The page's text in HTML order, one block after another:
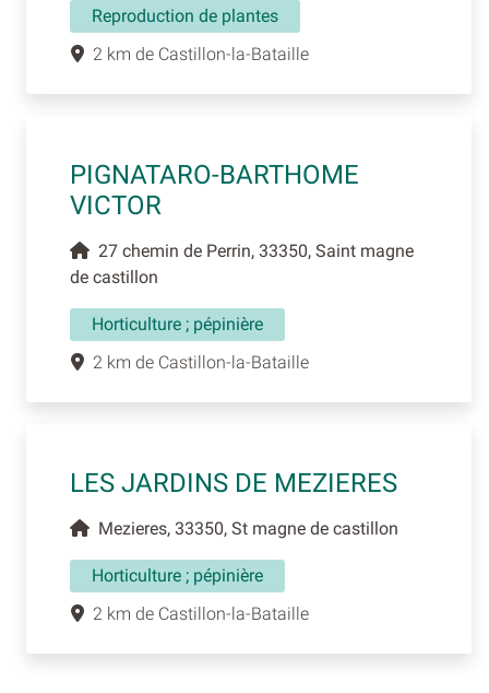
Reproduction de plantes
2 km de Castillon-la-Bataille
PIGNATARO-BARTHOME
VICTOR
27 chemin de Perrin, 33350, Saint magne
de castillon
Horticulture ; pépinière
2 km de Castillon-la-Bataille
LES JARDINS DE MEZIERES
Mezieres, 33350, St magne de castillon
Horticulture ; pépinière
2 km de Castillon-la-Bataille